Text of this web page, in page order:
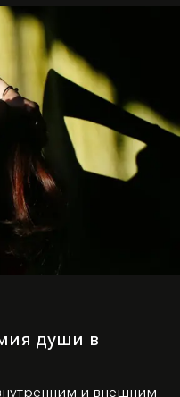
души в
и внешним